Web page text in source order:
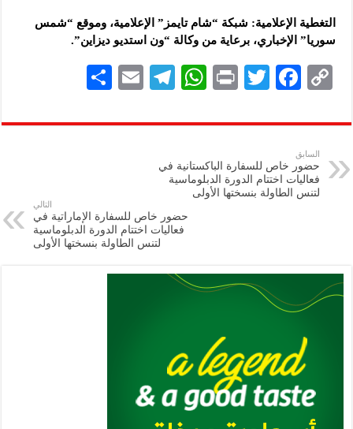
التغطية الإعلامية: شبكة “شام تايمز” الإعلامية، وموقع “شمس
سوريا” الإخباري، برعاية من وكالة “ون استديو ديزاين”.
C
p
y
Li
n
F
eb
k
T
tt
P
nt
W
at
A
p
Te
gr
E
ai
ar
السابق
حضور خاص للسفارة الباكستانية في
فعاليات اختتام الدورة الدبلوماسية
لتنس الطاولة بنسختها الأولى
التالي
حضور خاص للسفارة الإماراتية في
فعاليات اختتام الدورة الدبلوماسية
لتنس الطاولة بنسختها الأولى